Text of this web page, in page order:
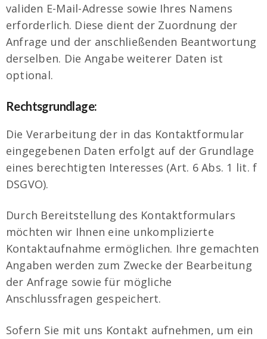
validen E-Mail-Adresse sowie Ihres Namens
erforderlich. Diese dient der Zuordnung der
Anfrage und der anschließenden Beantwortung
derselben. Die Angabe weiterer Daten ist
optional.
Rechtsgrundlage:
Die Verarbeitung der in das Kontaktformular
eingegebenen Daten erfolgt auf der Grundlage
eines berechtigten Interesses (Art. 6 Abs. 1 lit. f
DSGVO).
Durch Bereitstellung des Kontaktformulars
möchten wir Ihnen eine unkomplizierte
Kontaktaufnahme ermöglichen. Ihre gemachten
Angaben werden zum Zwecke der Bearbeitung
der Anfrage sowie für mögliche
Anschlussfragen gespeichert.
Sofern Sie mit uns Kontakt aufnehmen, um ein